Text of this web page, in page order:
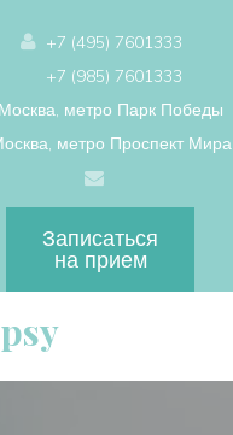
+7 (495) 7601333
+7 (985) 7601333
Москва, метро Парк Победы
метро Проспект Мира
Записаться
на прием